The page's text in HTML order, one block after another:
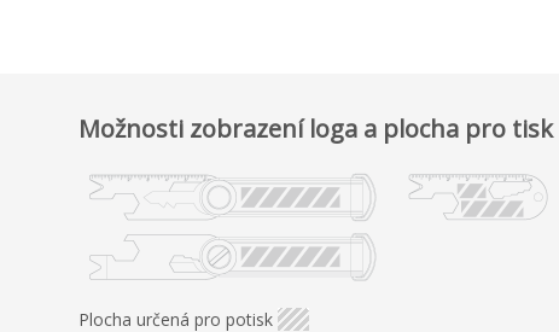
Možnosti zobrazení loga a plocha pro tisk
Plocha určená pro potisk